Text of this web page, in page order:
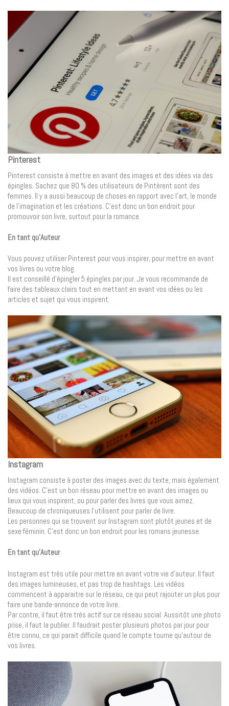
Pinterest
Pinterest consiste à mettre en avant des images et des idées via des
épingles. Sachez que 80 % des utilisateurs de Pintèrent sont des
femmes. Il y a aussi beaucoup de choses en rapport avec l’art, le monde
de l’imagination et les créations. C’est donc un bon endroit pour
promouvoir son livre, surtout pour la romance.
En tant qu’Auteur
Vous pouvez utiliser Pinterest pour vous inspirer, pour mettre en avant
vos livres ou votre blog.
Il est conseillé d’épingler 5 épingles par jour. Je vous recommande de
faire des tableaux clairs tout en mettant en avant vos idées ou les
articles et sujet qui vous inspirent.
Instagram
Instagram consiste à poster des images avec du texte, mais également
des vidéos. C’est un bon réseau pour mettre en avant des images ou
lieux qui vous inspirent, ou pour parler des livres que vous aimez.
Beaucoup de chroniqueuses l’utilisent pour parler de livre.
Les personnes qui se trouvent sur Instagram sont plutôt jeunes et de
sexe féminin. C’est donc un bon endroit pour les romans jeunesse.
En tant qu’Auteur
Instagram est très utile pour mettre en avant votre vie d’auteur. Il faut
des images lumineuses, et pas trop de hashtags. Les vidéos
commencent à apparaitre sur le réseau, ce qui peut rajouter un plus pour
faire une bande-annonce de votre livre.
Par contre, il faut être très actif sur ce réseau social. Aussitôt une photo
prise, il faut la publier. Il faudrait poster plusieurs photos par jour pour
être connu, ce qui parait difficile quand le compte tourne qu’autour de
vos livres.